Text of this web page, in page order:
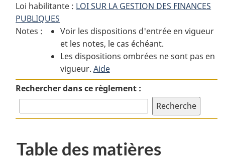
Décret
que
le
rapport
annuel
de
l’Organisation
d’élaboration
normes
d’accessibilité
:
ordonnant
que
le
rapport
annuel
de
canadienne
de
normes
:
ordonnant
que
le
annuel
de
l’Organisation
canadienne
de
normes
Loi habilitante : LOI SUR LA GESTION DES FINANCES
PUBLIQUES
Notes :
Voir les dispositions d'entrée en vigueur
et les notes, le cas échéant.
Les dispositions ombrées ne sont pas en
vigueur. Aide
Rechercher dans ce règlement :
Table des matières